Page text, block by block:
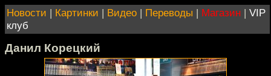
Новости | Картинки | Видео | Переводы | Магазин | VIP
клуб
Данил Корецкий